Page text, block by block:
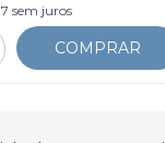
sem juros
COMPRAR